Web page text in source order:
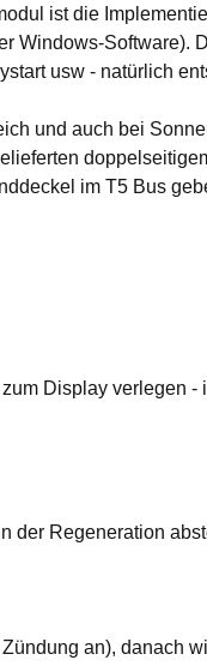
ist die
Windows-
usw - natürlich
und auch bei
im T5 Bus
Display verlegen -
der Regeneration
an), danach